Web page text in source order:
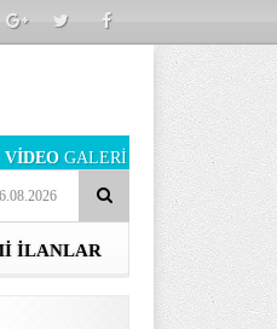
VİDEO GALERİ
İLANLAR